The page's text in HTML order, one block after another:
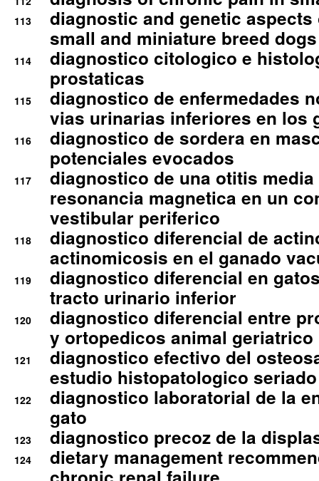
113
diagnostic and genetic
small and miniature breed
114
diagnostico citologico e
prostaticas
115
diagnostico de enfermedades
vias urinarias inferiores en los
116
diagnostico de sordera en
potenciales evocados
117
diagnostico de una otitis
resonancia magnetica en un
vestibular periferico
118
diagnostico diferencial de
actinomicosis en el ganado
119
diagnostico diferencial en
tracto urinario inferior
120
diagnostico diferencial entre
y ortopedicos animal geriatrico
121
diagnostico efectivo del
estudio histopatologico seriado
122
diagnostico laboratorial de la
gato
123 diagnostico precoz de la
124
dietary management